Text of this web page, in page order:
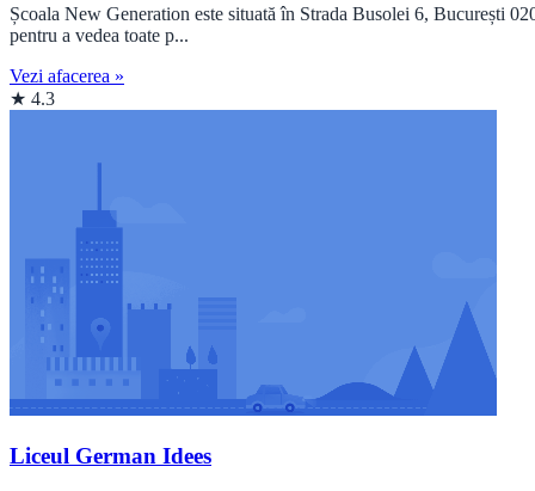
Școala New Generation este situată în Strada Busolei 6, București
pentru a vedea toate p...
Vezi afacerea »
★ 4.3
Liceul German Idees